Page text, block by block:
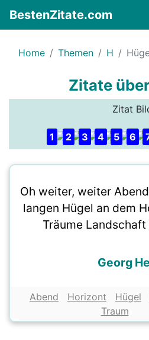
BestenZitate.com
Home Themen H
Zitate
Zitat
1 2 3 4 5 6
Oh weiter, weiter
langen Hügel an dem
Träume
Georg
Abend Horizont Hügel
Traum